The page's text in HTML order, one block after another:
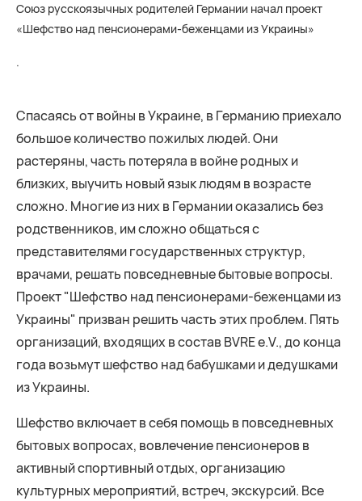
Союз русскоязычных родителей Германии начал проект
«Шефство над пенсионерами-беженцами из Украины»
.
Спасаясь от войны в Украине, в Германию приехало
большое количество пожилых людей. Они
растеряны, часть потеряла в войне родных и
близких, выучить новый язык людям в возрасте
сложно. Многие из них в Германии оказались без
родственников, им сложно общаться с
представителями государственных структур,
врачами, решать повседневные бытовые вопросы.
Проект "Шефство над пенсионерами-беженцами из
Украины" призван решить часть этих проблем. Пять
организаций, входящих в состав BVRE e.V., до конца
года возьмут шефство над бабушками и дедушками
из Украины.
Шефство включает в себя помощь в повседневных
бытовых вопросах, вовлечение пенсионеров в
активный спортивный отдых, организацию
культурных мероприятий, встреч, экскурсий. Все